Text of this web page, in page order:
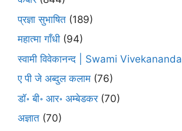
प्रज्ञा सुभाषित (189)
महात्मा गाँधी (94)
स्वामी विवेकानन्द | Swami Vivekananda
ए पी जे अब्दुल कलाम (76)
डॉ॰ बी॰ आर॰ अम्बेडकर(70)
अज्ञात (70)